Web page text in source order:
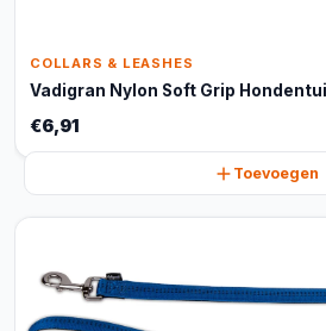
COLLARS & LEASHES
Vadigran Nylon Soft Grip
€6,91
Toevoegen